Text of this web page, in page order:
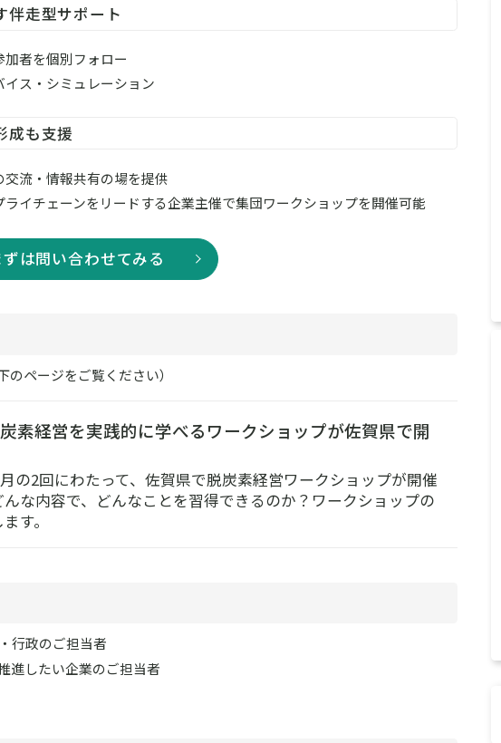
伴走型サポート
者を個別フォロー
ス・シミュレーション
成も支援
流・情報共有の場を提供
イチェーンをリードする企業主催で集団ワークショップを開催可能
ずは問い合わせてみる
ページをご覧ください）
素経営を実践的に学べるワークショップが佐賀県で開
の2回にわたって、佐賀県で脱炭素経営ワークショップが開催
な内容で、どんなことを習得できるのか？ワークショップの
す。
行政のご担当者
進したい企業のご担当者